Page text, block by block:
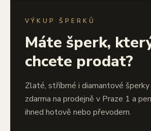
VÝKUP ŠPERKŮ
Máte šperk,
chcete prodat?
Zlaté, stříbrné i diamantové šperky
zdarma na prodejně v Praze 1 a
ihned hotově nebo převodem.